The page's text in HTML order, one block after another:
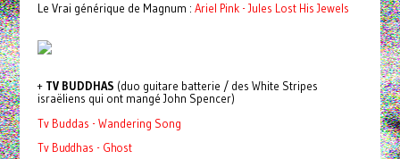
Le Vrai générique de Magnum : Ariel Pink - Jules Lost His Jewels
+ TV BUDDHAS (duo guitare batterie / des White Stripes
israëliens qui ont mangé John Spencer)
Tv Buddas - Wandering Song
Tv Buddhas - Ghost